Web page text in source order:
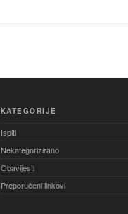
KATEGORIJE
Ispiti
Nekategorizirano
Obavijesti
Preporučeni linkovi